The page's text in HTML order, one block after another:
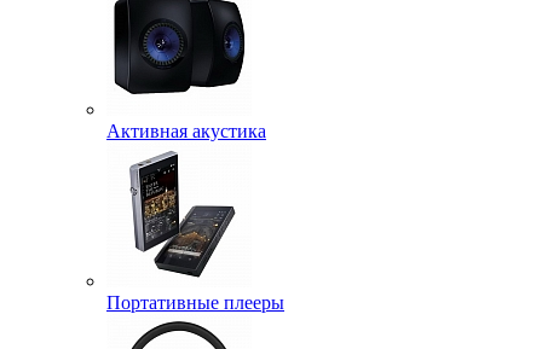
Активная акустика
Портативные плееры